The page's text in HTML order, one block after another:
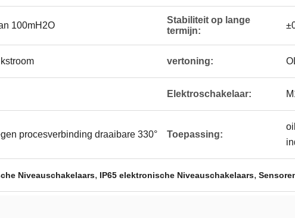
100mH2O
Stabiliteit op lange
termijn:
vertoning:
Elektroschakelaar:
procesverbinding draaibare 330° Toepassing:
Niveauschakelaars, IP65 elektronische Niveauschakelaars,